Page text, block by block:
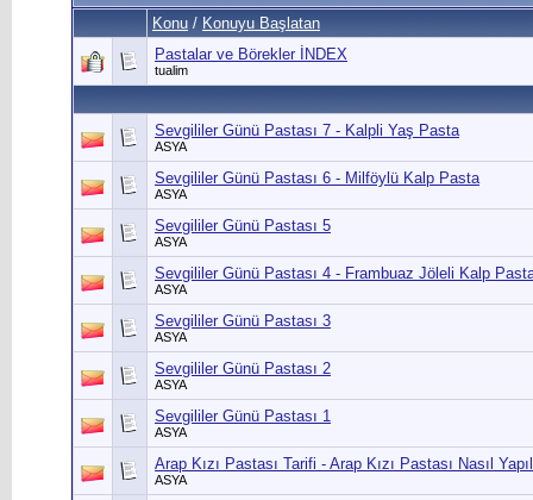
Konu / Konuyu Başlatan
Pastalar ve Börekler İNDEX
tualim
Sevgililer Günü Pastası 7 - Kalpli Yaş Pasta
ASYA
Sevgililer Günü Pastası 6 - Milföylü Kalp Pasta
ASYA
Sevgililer Günü Pastası 5
ASYA
Sevgililer Günü Pastası 4 - Frambuaz Jöleli Kalp
ASYA
Sevgililer Günü Pastası 3
ASYA
Sevgililer Günü Pastası 2
ASYA
Sevgililer Günü Pastası 1
ASYA
Arap Kızı Pastası Tarifi - Arap Kızı Pastası Nasıl
ASYA